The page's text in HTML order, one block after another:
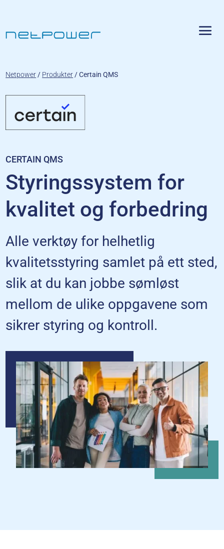
Netpower / Produkter /Certain QMS
CERTAIN QMS
Styringssystem for
kvalitet og forbedring
Alle verktøy for helhetlig
kvalitetsstyring samlet på ett sted,
slik at du kan jobbe sømløst
mellom de ulike oppgavene som
sikrer styring og kontroll.